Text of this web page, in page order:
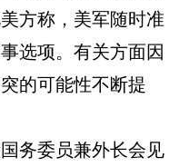
方称，美军随时准
选项。有关方面因
的可能性不断提
务委员兼外长会见